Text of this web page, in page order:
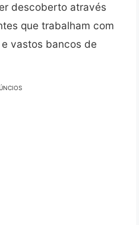
descoberto através
que trabalham com
vastos bancos de